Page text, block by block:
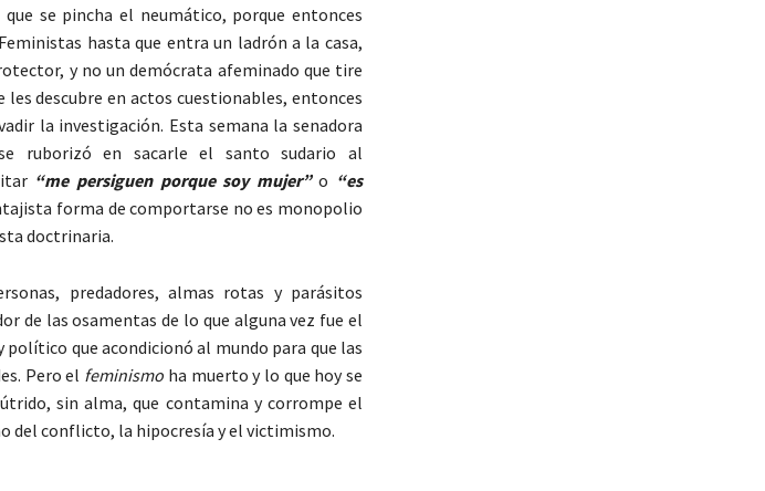
se pincha el neumático, porque entonces
hasta que entra un ladrón a la casa,
y no un demócrata afeminado que tire
descubre en actos cuestionables, entonces
la investigación. Esta semana la senadora
ruborizó en sacarle el santo sudario al
“me persiguen porque soy mujer”o “es
forma de comportarse no es monopolio
doctrinaria.
predadores, almas rotas y parásitos
de las osamentas de lo que alguna vez fue el
que acondicionó al mundo para que las
Pero el feminismo ha muerto y lo que hoy se
sin alma, que contamina y corrompe el
del conflicto, la hipocresía y el victimismo.